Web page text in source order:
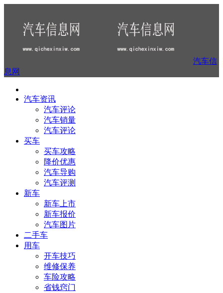
汽车信
息网
汽车资讯
汽车评论
汽车销量
汽车评论
买车
买车攻略
降价优惠
汽车导购
汽车评测
新车
新车上市
新车报价
汽车图片
二手车
用车
开车技巧
维修保养
车险攻略
省钱窍门